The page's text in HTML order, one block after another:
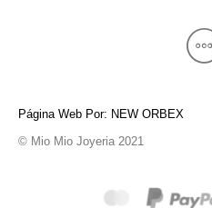
Página Web Por: NEW ORBEX
© Mio Mio Joyeria 2021